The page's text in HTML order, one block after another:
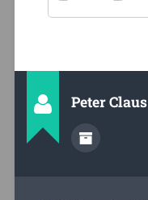
Peter Claus